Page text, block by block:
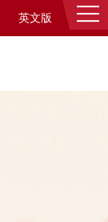
英文版 登录